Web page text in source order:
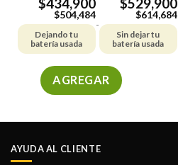
$434,900
$504,484
Dejando tu
batería usada
-
$529,900
$614,684
Sin dejar tu
batería usada
AGREGAR
múltiples
AYUDA AL CLIENTE